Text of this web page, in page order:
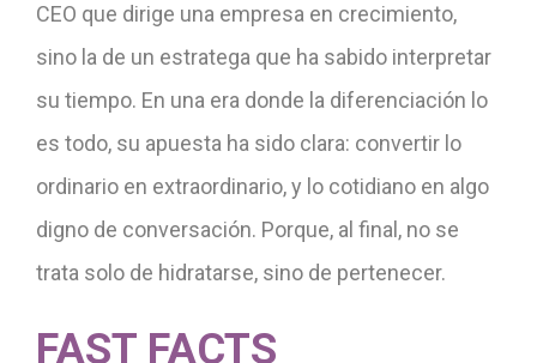
CEO que dirige una empresa en crecimiento,
sino la de un estratega que ha sabido interpretar
su tiempo. En una era donde la diferenciación lo
es todo, su apuesta ha sido clara: convertir lo
ordinario en extraordinario, y lo cotidiano en algo
digno de conversación. Porque, al final, no se
trata solo de hidratarse, sino de pertenecer.
FAST FACTS